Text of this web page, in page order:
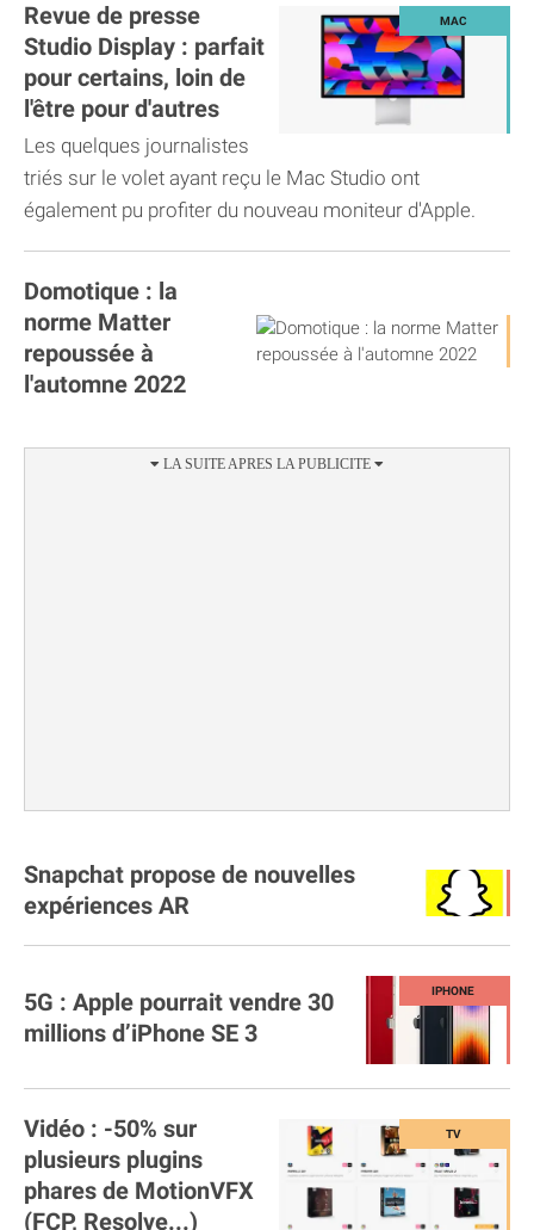
Revue de presse
Studio Display : parfait
pour certains, loin de
l'être pour d'autres
Les quelques journalistes
triés sur le volet ayant reçu le Mac Studio ont
également pu profiter du nouveau moniteur d'Apple.
Domotique : la
norme Matter
repoussée à
l'automne 2022
Snapchat propose de nouvelles
expériences AR
5G : Apple pourrait vendre 30
millions d’iPhone SE 3
Vidéo : -50% sur
plusieurs plugins
phares de MotionVFX
(FCP, Resolve...)